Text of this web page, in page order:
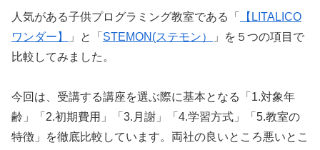
人気がある子供プログラミング教室である「
【LITALICO
ワンダー】
」と「 STEMON(ステモン）
」を５つの項目で
比較してみました。
今回は、受講する講座を選ぶ際に基本となる「1.対象年
齢」「2.初期費用」「3.月謝」「4.学習方式」「5.教室の
特徴」を徹底比較しています。両社の良いところ悪いとこ